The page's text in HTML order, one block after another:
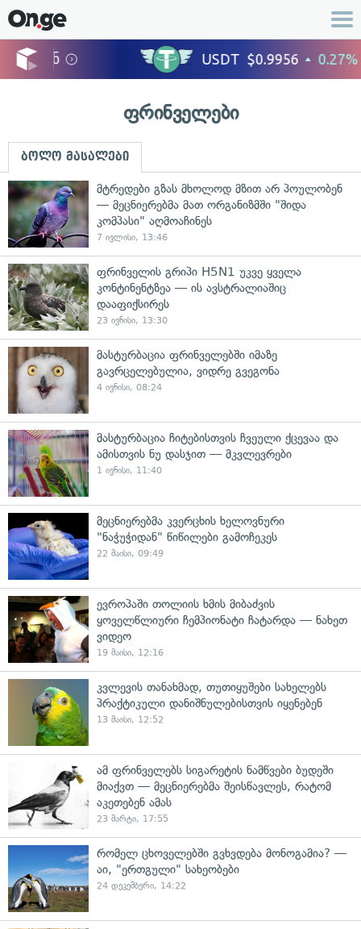
ფრინველები
ბოლო მასალები
მტრედები გზას მხოლოდ მზით არ პოულობენ
— მეცნიერებმა მათ ორგანიზმში "შიდა
კომპასი" აღმოაჩინეს
7 ივლისი, 13:46
ფრინველის გრიპი H5N1 უკვე ყველა
კონტინენტზეა — ის ავსტრალიაშიც
დააფიქსირეს
23 ივნისი, 13:30
მასტურბაცია ფრინველებში იმაზე
გავრცელებულია, ვიდრე გვეგონა
4 ივნისი, 08:24
მასტურბაცია ჩიტებისთვის ჩვეული ქცევაა და
ამისთვის ნუ დასჯით — მკვლევრები
1 ივნისი, 11:40
მეცნიერებმა კვერცხის ხელოვნური
"ნაჭუჭიდან" წიწილები გამოჩეკეს
22 მაისი, 09:49
ევროპაში თოლიის ხმის მიბაძვის
ყოველწლიური ჩემპიონატი ჩატარდა — ნახეთ
ვიდეო
19 მაისი, 12:16
კვლევის თანახმად, თუთიყუშები სახელებს
პრაქტიკული დანიშნულებისთვის იყენებენ
13 მაისი, 12:52
ამ ფრინველებს სიგარეტის ნამწვები ბუდეში
მიაქვთ — მეცნიერებმა შეისწავლეს, რატომ
აკეთებენ ამას
23 მარტი, 17:55
რომელ ცხოველებში გვხვდება მონოგამია? —
აი, "ერთგული" სახეობები
24 დეკემბერი, 14:22